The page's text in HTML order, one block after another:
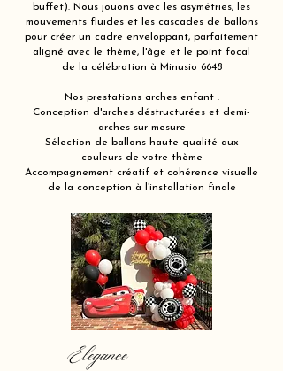
buffet). Nous jouons avec les asymétries, les
mouvements fluides et les cascades de ballons
pour créer un cadre enveloppant, parfaitement
aligné avec le thème, l'âge et le point focal
de la célébration à Minusio 6648
Nos prestations arches enfant :
Conception d'arches déstructurées et demi-
arches sur-mesure
Sélection de ballons haute qualité aux
couleurs de votre thème
Accompagnement créatif et cohérence visuelle
de la conception à l’installation finale
Elegance